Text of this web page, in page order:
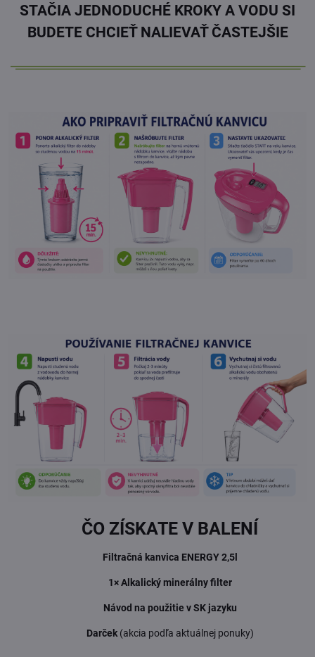
STAČIA JEDNODUCHÉ KROKY A VODU SI
BUDETE CHCIEŤ NALIEVAŤ ČASTEJŠIE
ČO ZÍSKATE V BALENÍ
Filtračná kanvica ENERGY 2,5l
1× Alkalický minerálny filter
Návod na použitie v SK jazyku
Darček (akcia podľa aktuálnej ponuky)